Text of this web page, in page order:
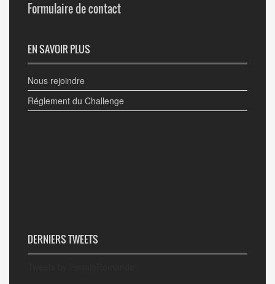
Formulaire de contact
EN SAVOIR PLUS
Nous rejoindre
Réglement du Challenge
DERNIERS TWEETS